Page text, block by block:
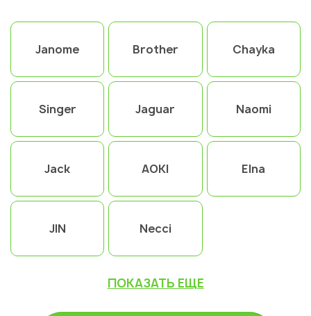
Janome Brother Chayka
Singer Jaguar Naomi
Jack AOKI Elna
JIN Necci
ПОКАЗАТЬ ЕЩЕ